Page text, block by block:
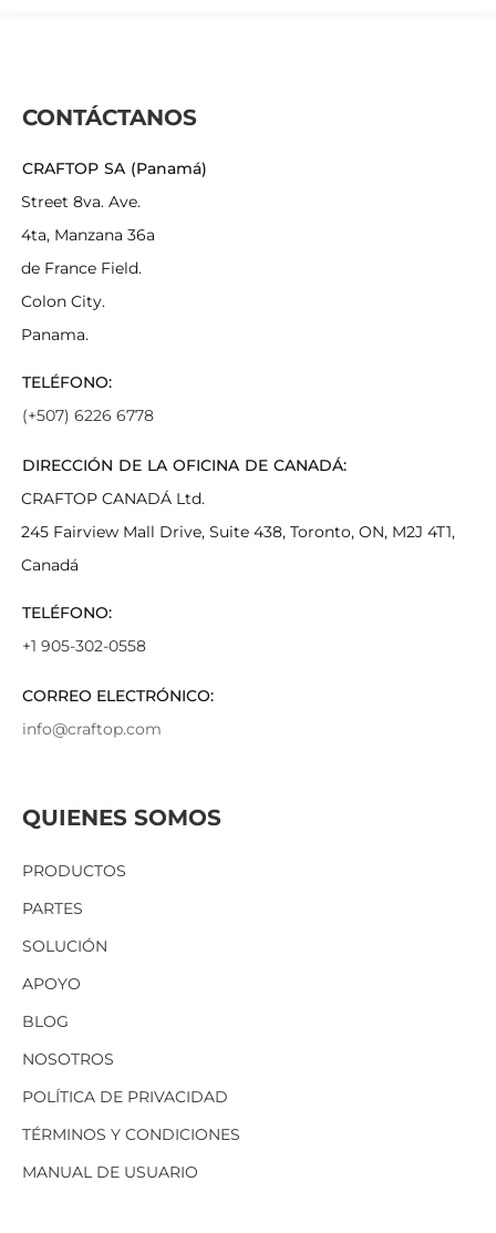
QUIENES SOMOS
PRODUCTOS
PARTES
SOLUCIÓN
APOYO
BLOG
NOSOTROS
POLÍTICA DE PRIVACIDAD
TÉRMINOS Y CONDICIONES
MANUAL DE USUARIO
CONTÁCTANOS
CRAFTOP SA (Panamá)
Street 8va. Ave.
4ta, Manzana 36a
de France Field.
Colon City.
Panama.
TELÉFONO:
(+507) 6226 6778
DIRECCIÓN DE LA OFICINA DE CANADÁ:
CRAFTOP CANADÁ Ltd.
245 Fairview Mall Drive, Suite 438, Toronto, ON, M2J 4T1,
Canadá
TELÉFONO:
+1 905-302-0558
CORREO ELECTRÓNICO:
info@craftop.com